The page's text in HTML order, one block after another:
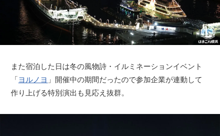
また宿泊した日は冬の風物詩・イルミネーションイベント
「ヨルノヨ 」開催中の期間だったので参加企業が連動して
作り上げる特別演出も見応え抜群。